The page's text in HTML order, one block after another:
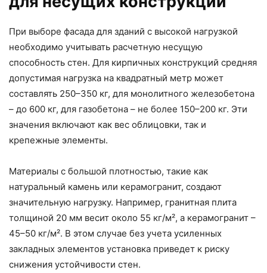
При выборе фасада для зданий с высокой нагрузкой
необходимо учитывать расчетную несущую
способность стен. Для кирпичных конструкций средняя
допустимая нагрузка на квадратный метр может
составлять 250–350 кг, для монолитного железобетона
– до 600 кг, для газобетона – не более 150–200 кг. Эти
значения включают как вес облицовки, так и
крепежные элементы.
Материалы с большой плотностью, такие как
натуральный камень или керамогранит, создают
значительную нагрузку. Например, гранитная плита
толщиной 20 мм весит около 55 кг/м², а керамогранит –
45–50 кг/м². В этом случае без учета усиленных
закладных элементов установка приведет к риску
снижения устойчивости стен.